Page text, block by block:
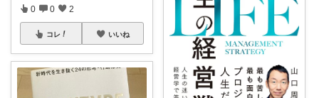
0 0 2
コレ いいね